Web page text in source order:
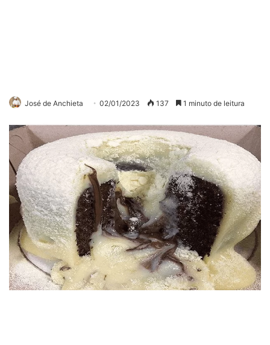
José de Anchieta 02/01/2023 137 1 minuto de leitura